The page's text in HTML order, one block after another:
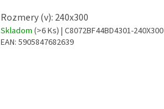
Rozmery (v): 240x300
Skladom (>6 Ks) | C8072BF44BD4301-240X300
EAN: 5905847682639